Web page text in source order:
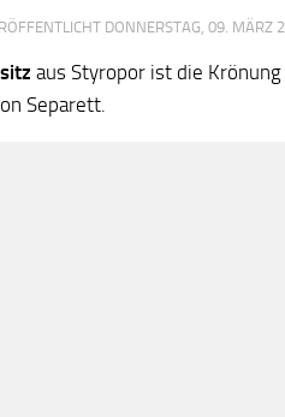
DONNERSTAG, 09. MÄRZ
aus Styropor ist die
Separett.